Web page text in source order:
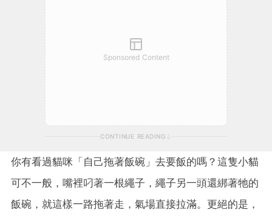
Sponsored Content
CONTINUE READING
你有看過貓咪「自己拖著飯碗」去要飯的嗎？這隻小貓
可不一般，嘴裡叼著一根繩子，繩子另一頭還綁著牠的
飯碗，就這樣一路拖著走，氣場直接拉滿。更絕的是，